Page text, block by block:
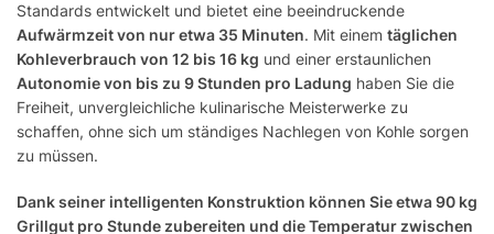
Standards entwickelt und bietet eine beeindruckende
Aufwärmzeit von nur etwa 35 Minuten. Mit einem täglichen
Kohleverbrauch von 12 bis 16 kg und einer erstaunlichen
Autonomie von bis zu 9 Stunden pro Ladung haben Sie die
Freiheit, unvergleichliche kulinarische Meisterwerke zu
schaffen, ohne sich um ständiges Nachlegen von Kohle sorgen
zu müssen.
Dank seiner intelligenten Konstruktion können Sie etwa 90 kg
Grillgut pro Stunde zubereiten und die Temperatur zwischen